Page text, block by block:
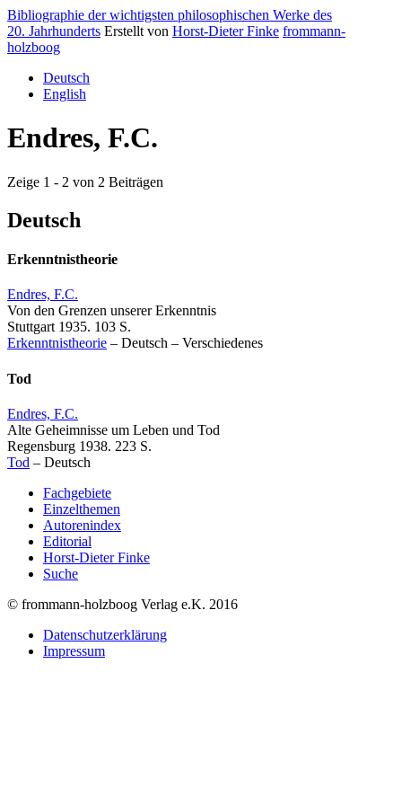
Bibliographie der wichtigsten philosophischen Werke des
20. Jahrhunderts Erstellt von Horst-Dieter Finke frommann-
holzboog
Deutsch
English
Endres, F.C.
Zeige 1 - 2 von 2 Beiträgen
Deutsch
Erkenntnistheorie
Endres, F.C.
Von den Grenzen unserer Erkenntnis
Stuttgart 1935. 103 S.
Erkenntnistheorie – Deutsch – Verschiedenes
Tod
Endres, F.C.
Alte Geheimnisse um Leben und Tod
Regensburg 1938. 223 S.
Tod – Deutsch
Fachgebiete
Einzelthemen
Autorenindex
Editorial
Horst-Dieter Finke
Suche
© frommann-holzboog Verlag e.K. 2016
Datenschutzerklärung
Impressum